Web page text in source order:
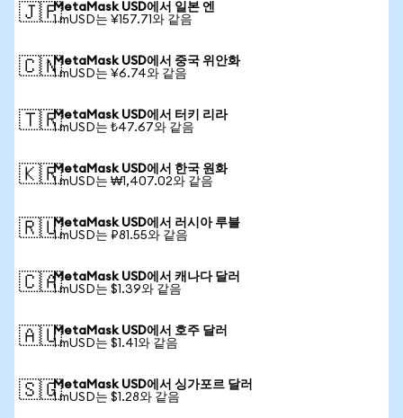
🇯🇵MetaMask USD에서 일본 엔
1 mUSD는 ¥157.71와 같음
🇨🇳MetaMask USD에서 중국 위안화
1 mUSD는 ¥6.74와 같음
🇹🇷MetaMask USD에서 터키 리라
1 mUSD는 ₺47.67와 같음
🇰🇷MetaMask USD에서 한국 원화
1 mUSD는 ₩1,407.02와 같음
🇷🇺MetaMask USD에서 러시아 루블
1 mUSD는 ₽81.55와 같음
🇨🇦MetaMask USD에서 캐나다 달러
1 mUSD는 $1.39와 같음
🇦🇺MetaMask USD에서 호주 달러
1 mUSD는 $1.41와 같음
🇸🇬MetaMask USD에서 싱가포르 달러
1 mUSD는 $1.28와 같음